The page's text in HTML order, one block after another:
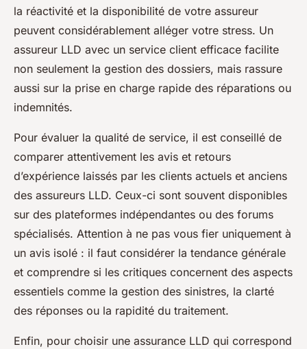
la réactivité et la disponibilité de votre assureur
peuvent considérablement alléger votre stress. Un
assureur LLD avec un service client efficace facilite
non seulement la gestion des dossiers, mais rassure
aussi sur la prise en charge rapide des réparations ou
indemnités.
Pour évaluer la qualité de service, il est conseillé de
comparer attentivement les avis et retours
d’expérience laissés par les clients actuels et anciens
des assureurs LLD. Ceux-ci sont souvent disponibles
sur des plateformes indépendantes ou des forums
spécialisés. Attention à ne pas vous fier uniquement à
un avis isolé : il faut considérer la tendance générale
et comprendre si les critiques concernent des aspects
essentiels comme la gestion des sinistres, la clarté
des réponses ou la rapidité du traitement.
Enfin, pour choisir une assurance LLD qui correspond